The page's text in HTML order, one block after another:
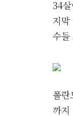
34
지
수들
폴
까지